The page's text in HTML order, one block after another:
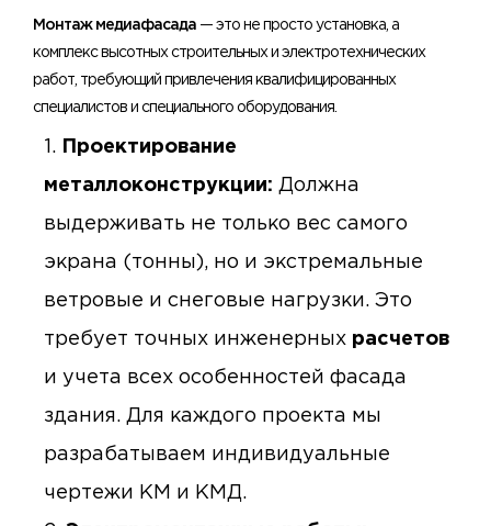
Монтаж медиафасада — это не просто установка, а
комплекс высотных строительных и электротехнических
работ, требующий привлечения квалифицированных
специалистов и специального оборудования.
Проектирование
металлоконструкции: Должна
выдерживать не только вес самого
экрана (тонны), но и экстремальные
ветровые и снеговые нагрузки. Это
требует точных инженерных расчетов
и учета всех особенностей фасада
здания. Для каждого проекта мы
разрабатываем индивидуальные
чертежи КМ и КМД.